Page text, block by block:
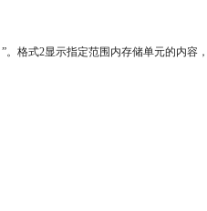
格式2显示指定范围内存储单元的内容